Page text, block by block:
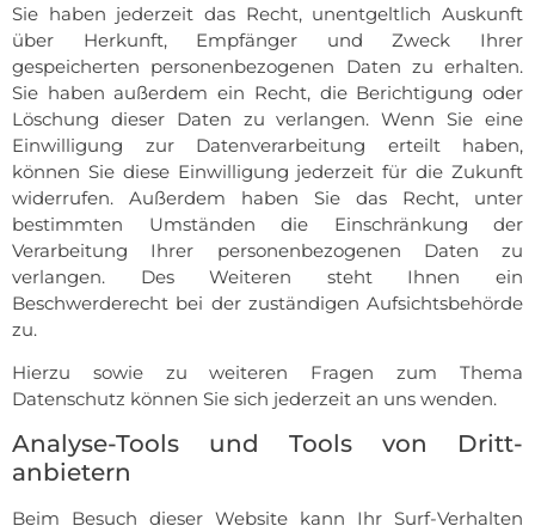
Sie haben jederzeit das Recht, unentgeltlich Auskunft
über Herkunft, Empfänger und Zweck Ihrer
gespeicherten personenbezogenen Daten zu erhalten.
Sie haben außerdem ein Recht, die Berichtigung oder
Löschung dieser Daten zu verlangen. Wenn Sie eine
Einwilligung zur Datenverarbeitung erteilt haben,
können Sie diese Einwilligung jederzeit für die Zukunft
widerrufen. Außerdem haben Sie das Recht, unter
bestimmten Umständen die Einschränkung der
Verarbeitung Ihrer personenbezogenen Daten zu
verlangen. Des Weiteren steht Ihnen ein
Beschwerderecht bei der zuständigen Aufsichtsbehörde
zu.
Hierzu sowie zu weiteren Fragen zum Thema
Datenschutz können Sie sich jederzeit an uns wenden.
Analyse-Tools und Tools von Dritt­
anbietern
Beim Besuch dieser Website kann Ihr Surf-Verhalten